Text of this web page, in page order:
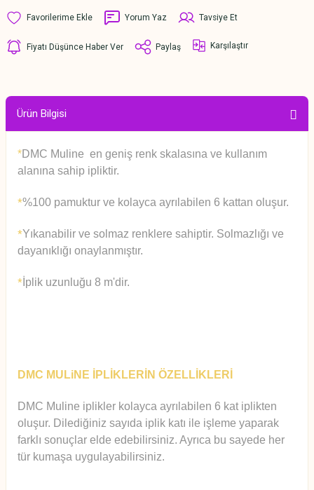
Yorum Yaz Tavsiye Et
Fiyatı Düşünce Haber Ver Paylaş Karşılaştır
Ürün Bilgisi
*DMC Muline en geniş renk skalasına ve kullanım
alanına sahip ipliktir.
*%100 pamuktur ve kolayca ayrılabilen 6 kattan oluşur.
*Yıkanabilir ve solmaz renklere sahiptir. Solmazlığı ve
dayanıklığı onaylanmıştır.
* İplik uzunluğu 8 m'dir.
DMC MULiNE İPLİKLERİN ÖZELLİKLERİ
DMC Muline iplikler kolayca ayrılabilen 6 kat iplikten
oluşur. Dilediğiniz sayıda iplik katı ile işleme yaparak
farklı sonuçlar elde edebilirsiniz. Ayrıca bu sayede her
tür kumaşa uygulayabilirsiniz.